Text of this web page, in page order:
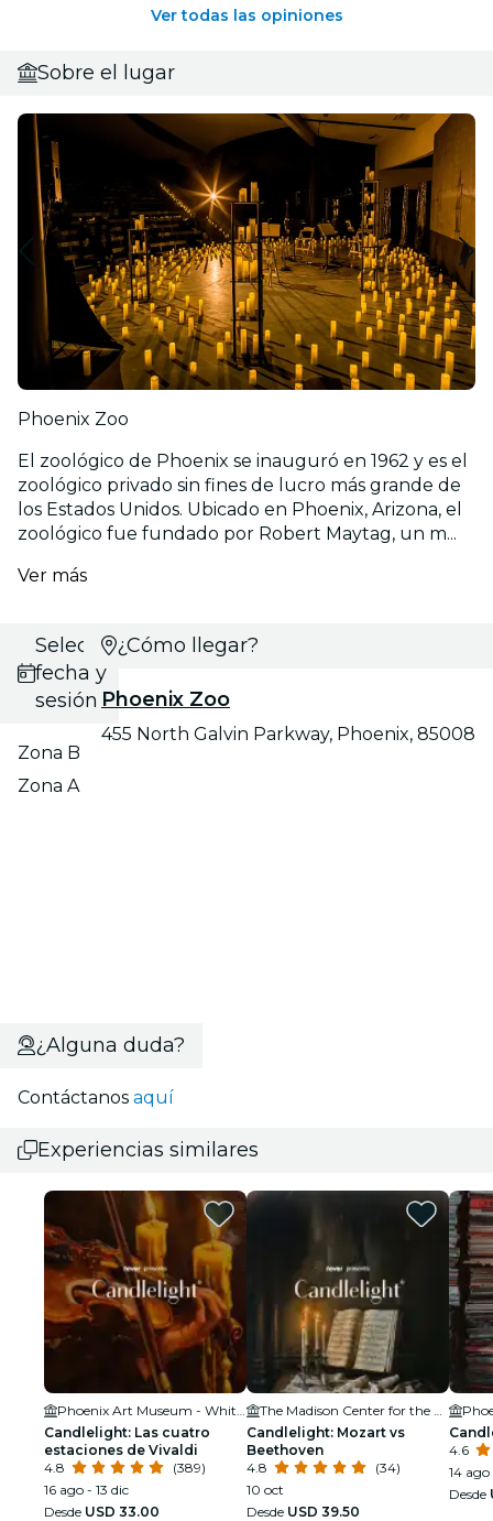
Ver todas las opiniones
Sobre el lugar
Phoenix Zoo
El zoológico de Phoenix se inauguró en 1962 y es el
zoológico privado sin fines de lucro más grande de
los Estados Unidos. Ubicado en Phoenix, Arizona, el
zoológico fue fundado por Robert Maytag, un m...
Ver más
Selecciona
fecha y
sesión
Zona B
Zona A
¿Cómo llegar?
Phoenix Zoo
455 North Galvin Parkway, Phoenix, 85008
¿Alguna duda?
Contáctanos aquí
Experiencias similares
Candlelight: Las cuatro
estaciones de Vivaldi
4.8
(389)
16 ago - 13 dic
Desde USD 33.00
Candlelight: Mozart vs
Beethoven
4.8
(34)
10 oct
Desde USD 39.50
4.6
14
Desde